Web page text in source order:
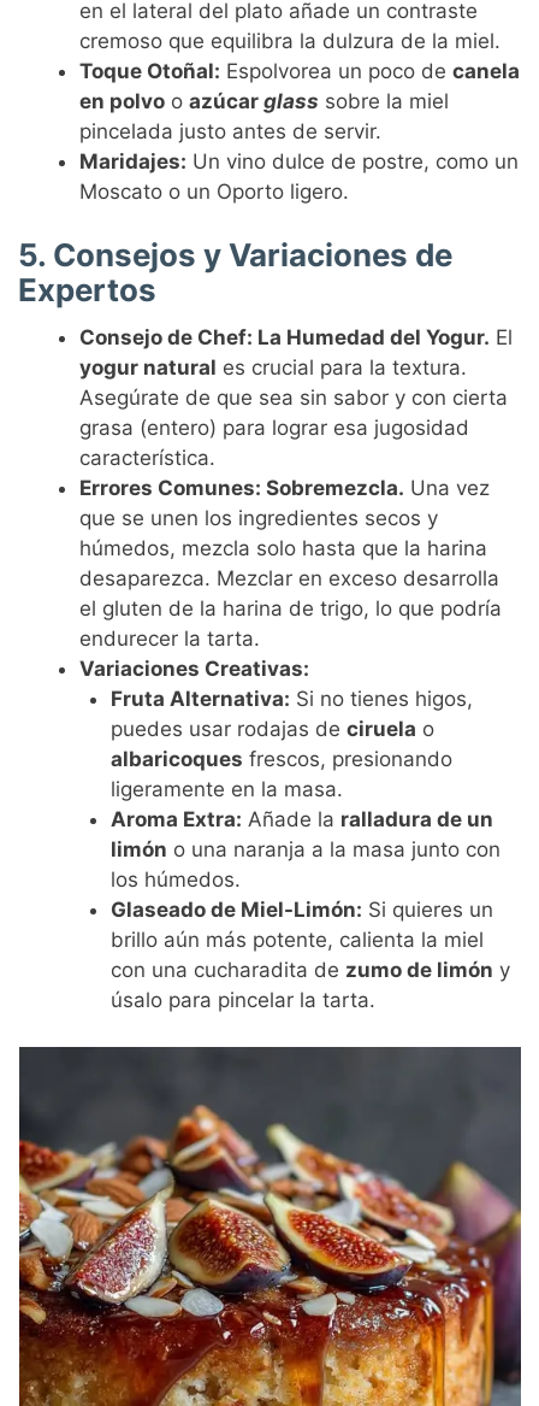
en el lateral del plato añade un contraste
cremoso que equilibra la dulzura de la miel.
Toque Otoñal: Espolvorea un poco decanela
en polvo oazúcarglass sobre la miel
pincelada justo antes de servir.
Maridajes: Un vino dulce de postre, como un
Moscato o un Oporto ligero.
5. Consejos y Variaciones de
Expertos
Consejo de Chef: La Humedad del Yogur. El
yogur natural es crucial para la textura.
Asegúrate de que sea sin sabor y con cierta
grasa (entero) para lograr esa jugosidad
característica.
Errores Comunes: Sobremezcla. Una vez
que se unen los ingredientes secos y
húmedos, mezcla solo hasta que la harina
desaparezca. Mezclar en exceso desarrolla
el gluten de la harina de trigo, lo que podría
endurecer la tarta.
Variaciones Creativas:
Fruta Alternativa: Si no tienes higos,
puedes usar rodajas de ciruela o
albaricoques frescos, presionando
ligeramente en la masa.
Aroma Extra: Añade la ralladura de un
limón o una naranja a la masa junto con
los húmedos.
Glaseado de Miel-Limón: Si quieres un
brillo aún más potente, calienta la miel
con una cucharadita de zumo de limón y
úsalo para pincelar la tarta.